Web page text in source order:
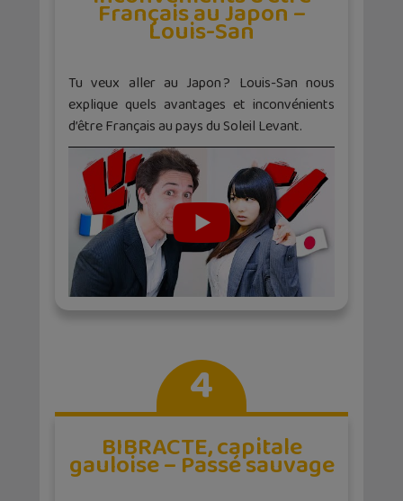
Français au Japon –
Louis-San
Tu veux aller au Japon ? Louis-San nous
explique quels avantages et inconvénients
d’être Français au pays du Soleil Levant.
4
BIBRACTE, capitale
gauloise – Passé sauvage